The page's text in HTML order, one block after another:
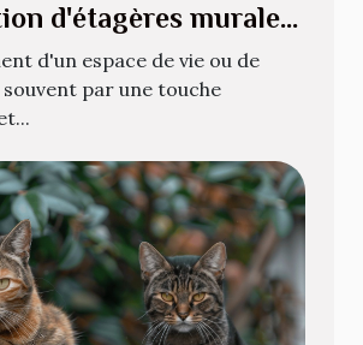
d'étagères murales
d'un espace de vie ou de
par une touche